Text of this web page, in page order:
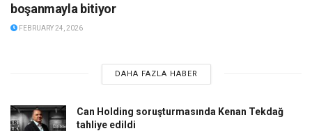
boşanmayla bitiyor
FEBRUARY 24, 2026
DAHA FAZLA HABER
Can Holding soruşturmasında Kenan Tekdağ
tahliye edildi